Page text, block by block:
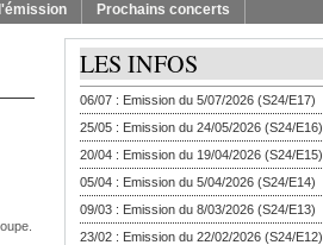
Prochains concerts
LES INFOS
06/07 : Emission du 5/07/2026 (S24/E17)
25/05 : Emission du 24/05/2026 (S24/E16)
20/04 : Emission du 19/04/2026 (S24/E15)
05/04 : Emission du 5/04/2026 (S24/E14)
09/03 : Emission du 8/03/2026 (S24/E13)
23/02 : Emission du 22/02/2026 (S24/E12)